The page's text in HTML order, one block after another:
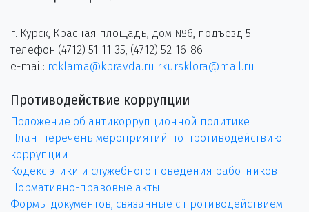
г. Курск, Красная площадь, дом №6, подъезд 5
телефон:(4712) 51-11-35, (4712) 52-16-86
e-mail: reklama@kpravda.ru rkursklora@mail.ru
Противодействие коррупции
Положение об антикоррупционной политике
План-перечень мероприятий по противодействию
коррупции
Кодекс этики и служебного поведения работников
Нормативно-правовые акты
Формы документов, связанные с противодействием